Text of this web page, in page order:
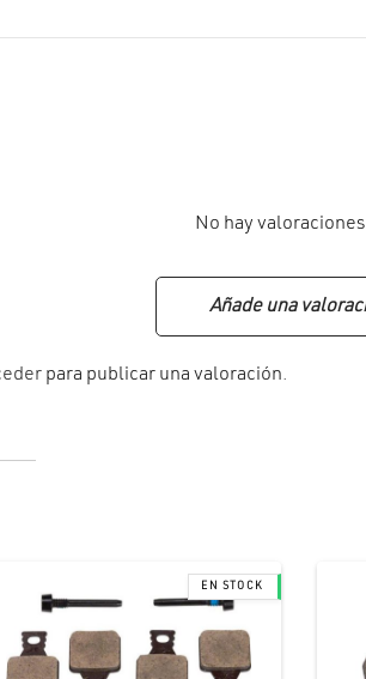
No hay
Añade una
para publicar una valoración.